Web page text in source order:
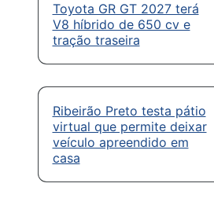
Toyota GR GT 2027 terá
V8 híbrido de 650 cv e
tração traseira
Ribeirão Preto testa pátio
virtual que permite deixar
veículo apreendido em
casa